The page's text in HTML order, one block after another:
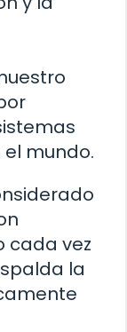
mundo.
cada vez
la